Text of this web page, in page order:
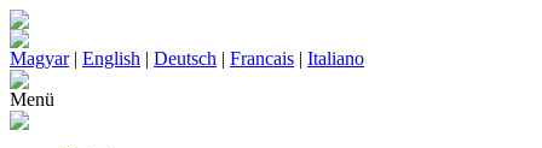
Magyar| English | Deutsch | Francais | Italiano
Menü